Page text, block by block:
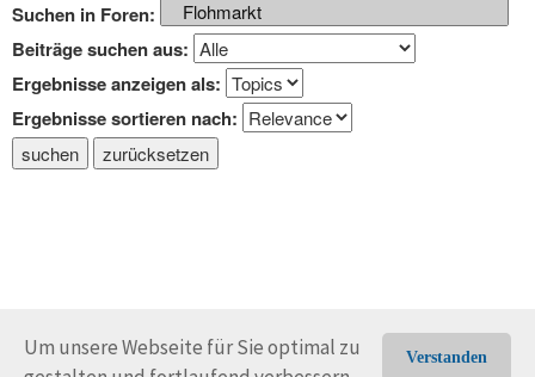
Verstanden
Um unsere Webseite für Sie optimal zu
Suchen in Foren:
Beiträge suchen aus:
Ergebnisse anzeigen als:
Ergebnisse sortieren nach:
suchen zurücksetzen